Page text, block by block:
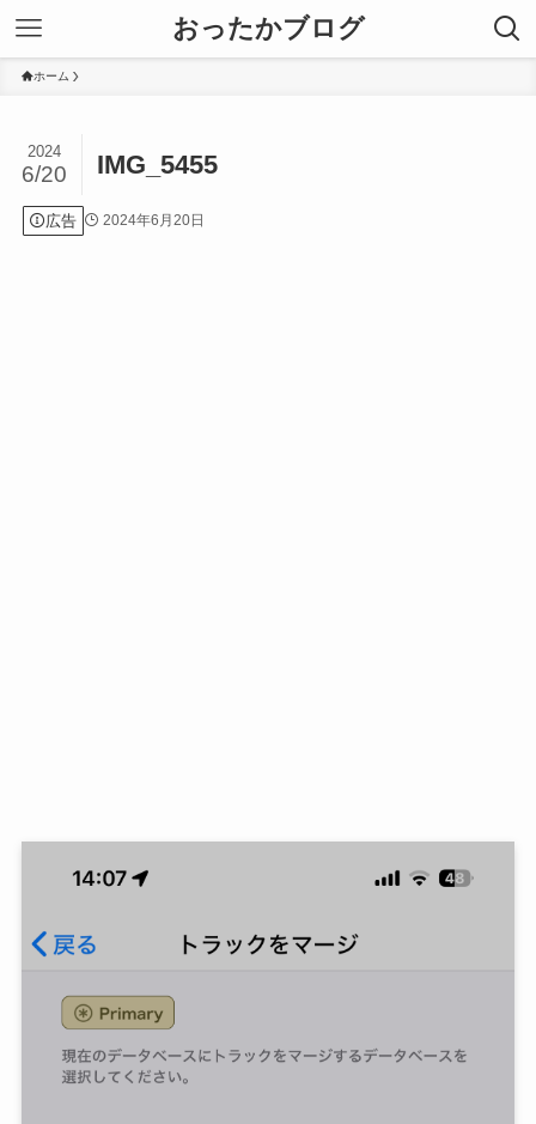
おったかブログ
ホーム
IMG_5455
2024
6/20
広告 2024年6月20日